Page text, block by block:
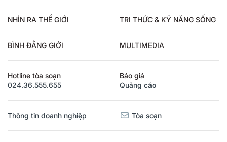
NHÌN RA THẾ GIỚI TRI THỨC & KỸ NĂNG SỐNG
BÌNH ĐẲNG GIỚI MULTIMEDIA
Hotline tòa soạn
024.36.555.655
Báo giá
Quảng cáo
Thông tin doanh nghiệp Tòa soạn